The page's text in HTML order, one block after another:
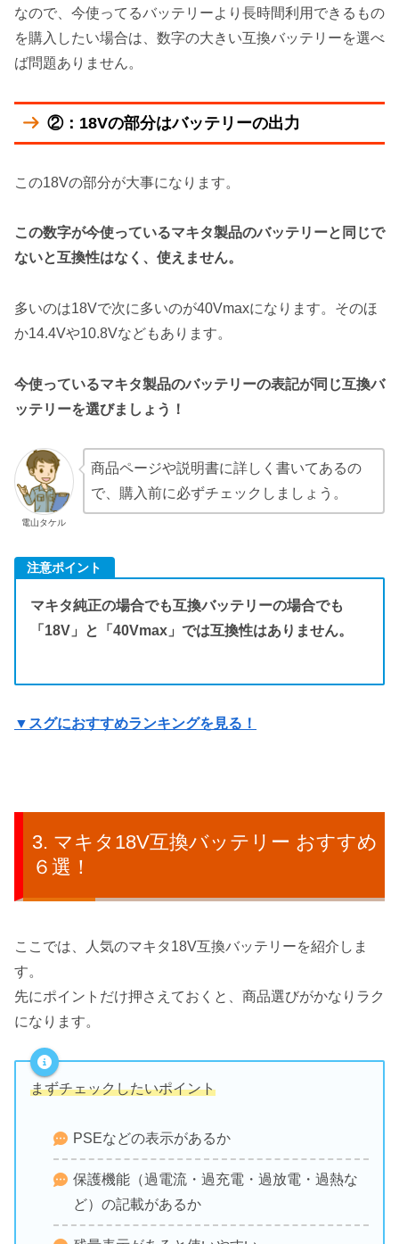
なので、今使ってるバッテリーより長時間利用できるもの
を購入したい場合は、数字の大きい互換バッテリーを選べ
ば問題ありません。
②：18Vの部分はバッテリーの出力
この18Vの部分が大事になります。
この数字が今使っているマキタ製品のバッテリーと同じで
ないと互換性はなく、使えません。
多いのは18Vで次に多いのが40Vmaxになります。そのほ
か14.4Vや10.8Vなどもあります。
今使っているマキタ製品のバッテリーの表記が同じ互換バ
ッテリーを選びましょう！
電山タケル
商品ページや説明書に詳しく書いてあるの
で、購入前に必ずチェックしましょう。
注意ポイント
マキタ純正の場合でも互換バッテリーの場合でも
「18V」と「40Vmax」では互換性はありません。
▼スグにおすすめランキングを見る！
マキタ18V互換バッテリー おすすめ
６選！
ここでは、人気のマキタ18V互換バッテリーを紹介しま
す。
先にポイントだけ押さえておくと、商品選びがかなりラク
になります。
まずチェックしたいポイント
PSEなどの表示があるか
保護機能（過電流・過充電・過放電・過熱な
ど）の記載があるか